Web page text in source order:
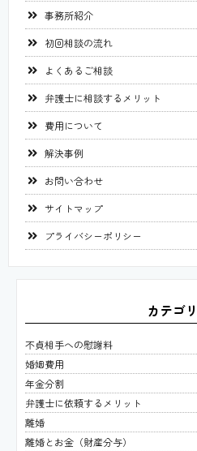
事務所紹介
初回相談の流れ
よくあるご相談
弁護士に相談するメリット
費用について
解決事例
お問い合わせ
サイトマップ
プライバシーポリシー
カテゴ
不貞相手への慰謝料
婚姻費用
年金分割
弁護士に依頼するメリット
離婚
離婚とお金（財産分与）